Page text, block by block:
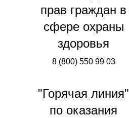
прав граждан в
сфере охраны
здоровья
8 (800) 550 99 03
"Горячая линия"
по оказания